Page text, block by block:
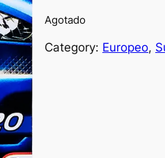
Agotado
Category: Europeo,